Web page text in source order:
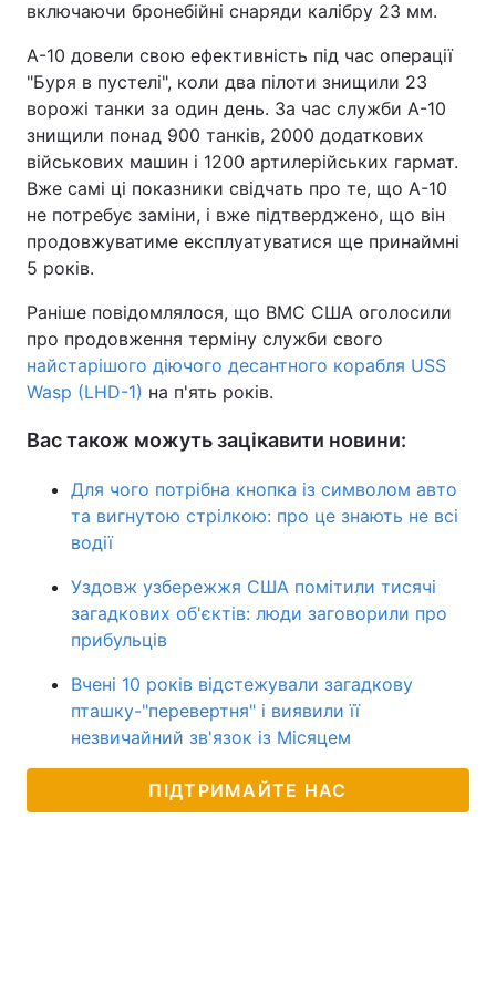
включаючи бронебійні снаряди калібру 23 мм.
A-10 довели свою ефективність під час операції
"Буря в пустелі", коли два пілоти знищили 23
ворожі танки за один день. За час служби A-10
знищили понад 900 танків, 2000 додаткових
військових машин і 1200 артилерійських гармат.
Вже самі ці показники свідчать про те, що A-10
не потребує заміни, і вже підтверджено, що він
продовжуватиме експлуатуватися ще принаймні
5 років.
Раніше повідомлялося, що ВМС США оголосили
про продовження терміну служби свого
найстарішого діючого десантного корабля USS
Wasp (LHD-1) на п'ять років.
Вас також можуть зацікавити новини:
Для чого потрібна кнопка із символом авто
та вигнутою стрілкою: про це знають не всі
водії
Уздовж узбережжя США помітили тисячі
загадкових об'єктів: люди заговорили про
прибульців
Вчені 10 років відстежували загадкову
пташку-"перевертня" і виявили її
незвичайний зв'язок із Місяцем
ПІДТРИМАЙТЕ НАС